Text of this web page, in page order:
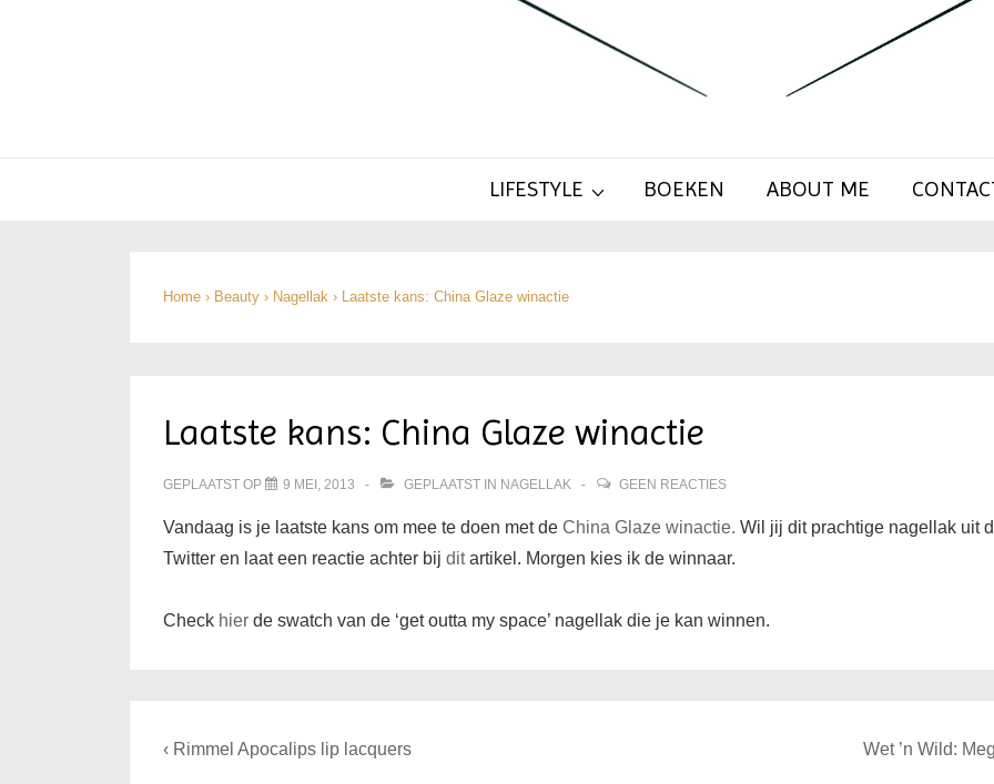
LIFESTYLE BOEKEN ABOUT ME
Home › Beauty › Nagellak › Laatste kans: China Glaze winactie
Laatste kans: China Glaze winactie
GEPLAATST OP 9 MEI, 2013 GEPLAATST IN NAGELLAK GEEN REACTIES
Vandaag is je laatste kans om mee te doen met de China Glaze winactie. Wil jij dit prachtige nagellak uit
Twitter en laat een reactie achter bij ditartikel. Morgen kies ik de winnaar.
Check hier de swatch van de ‘get outta my space’ nagellak die je kan winnen.
Bericht
Previous
‹ Rimmel Apocalips lip lacquers
Next
Wet ’n Wild: